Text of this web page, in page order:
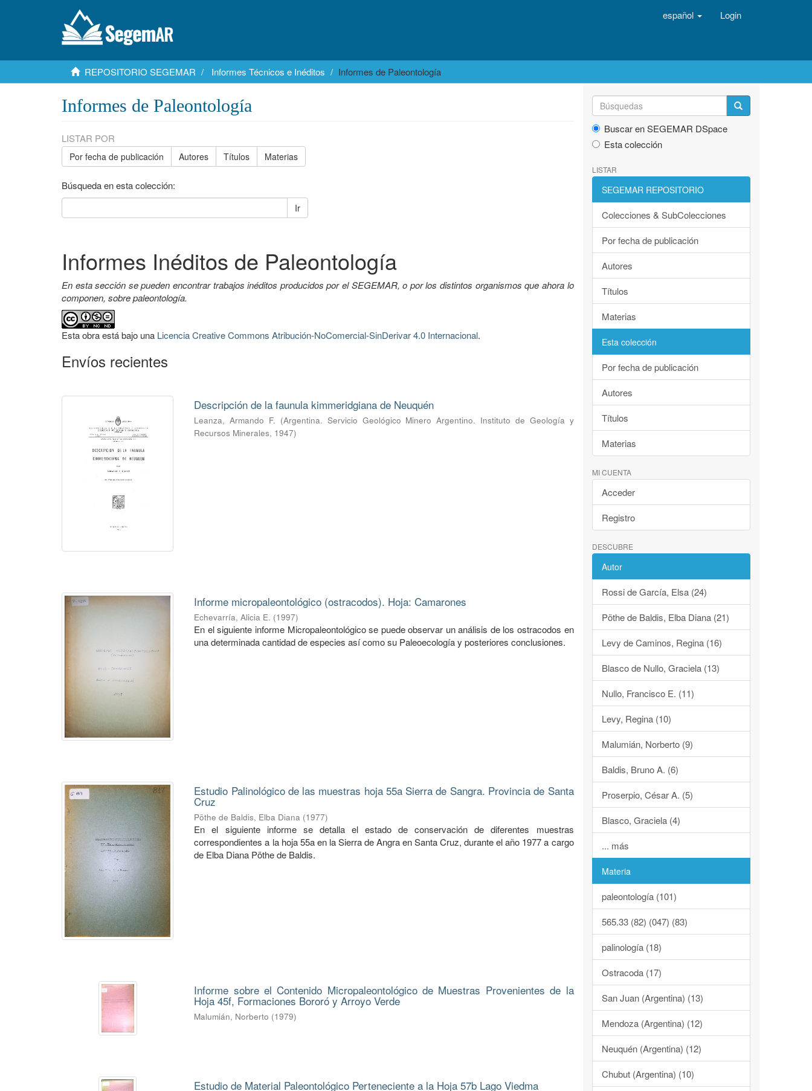
español Login
REPOSITORIO SEGEMAR Informes Técnicos e Inéditos Informes de Paleontología
Informes de Paleontología
LISTAR POR
Por fecha de publicación Autores Títulos Materias
Búsqueda en esta colección:
Ir
Informes Inéditos de Paleontología
En esta sección se pueden encontrar trabajos inéditos producidos por el SEGEMAR, o por los distintos organismos que ahora lo
componen, sobre paleontología.
Esta obra está bajo una Licencia Creative Commons Atribución-NoComercial-SinDerivar 4.0 Internacional.
Envíos recientes
Descripción de la faunula kimmeridgiana de Neuquén
Leanza, Armando F. (Argentina. Servicio Geológico Minero Argentino. Instituto de Geología y
Recursos Minerales, 1947)
Informe micropaleontológico (ostracodos). Hoja: Camarones
Echevarría, Alicia E. (1997)
En el siguiente informe Micropaleontológico se puede observar un análisis de los ostracodos en
una determinada cantidad de especies así como su Paleoecología y posteriores conclusiones.
Estudio Palinológico de las muestras hoja 55a Sierra de Sangra. Provincia de Santa
Cruz
Pöthe de Baldis, Elba Diana (1977)
En el siguiente informe se detalla el estado de conservación de diferentes muestras
correspondientes a la hoja 55a en la Sierra de Angra en Santa Cruz, durante el año 1977 a cargo
de Elba Diana Pöthe de Baldis.
Informe sobre el Contenido Micropaleontológico de Muestras Provenientes de la
Hoja 45f, Formaciones Bororó y Arroyo Verde
Malumián, Norberto (1979)
Estudio de Material Paleontológico Perteneciente a la Hoja 57b Lago Viedma
Buscar en SEGEMAR DSpace
Esta colección
LISTAR
SEGEMAR REPOSITORIO
Colecciones & SubColecciones
Por fecha de publicación
Autores
Títulos
Materias
Esta colección
Por fecha de publicación
Autores
Títulos
Materias
MI CUENTA
Acceder
Registro
DESCUBRE
Autor
Rossi de García, Elsa (24)
Pöthe de Baldis, Elba Diana (21)
Levy de Caminos, Regina (16)
Blasco de Nullo, Graciela (13)
Nullo, Francisco E. (11)
Levy, Regina (10)
Malumián, Norberto (9)
Baldis, Bruno A. (6)
Proserpio, César A. (5)
Blasco, Graciela (4)
... más
Materia
paleontología (101)
565.33 (82) (047) (83)
palinología (18)
Ostracoda (17)
San Juan (Argentina) (13)
Mendoza (Argentina) (12)
Neuquén (Argentina) (12)
Chubut (Argentina) (10)